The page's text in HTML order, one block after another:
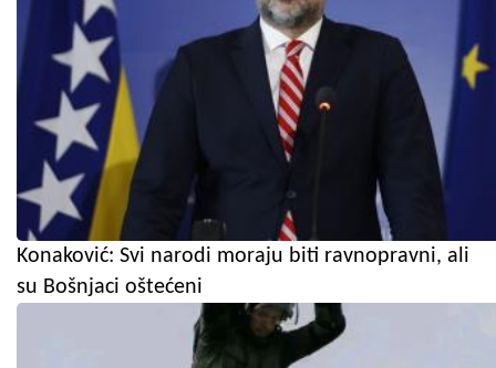
Konaković: Svi narodi moraju biti ravnopravni, ali
su Bošnjaci oštećeni